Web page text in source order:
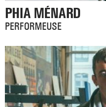
PHIA MÉNARD
PERFORMEUSE